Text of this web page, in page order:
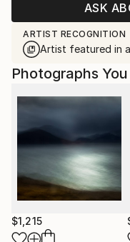
ASK
ARTIST RECOGNITION
Artist featured in
Photographs
$1,215